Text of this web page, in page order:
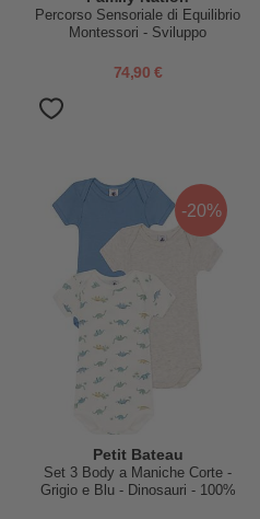
Percorso Sensoriale di Equilibrio
Montessori - Sviluppo
Legno
74,90 €
-20%
Petit Bateau
Set 3 Body a Maniche Corte -
Grigio e Blu - Dinosauri - 100%